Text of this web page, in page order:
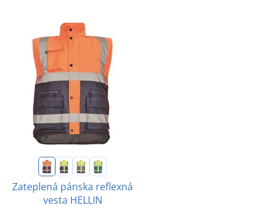
Zateplená pánska reflexná
vesta HELLIN